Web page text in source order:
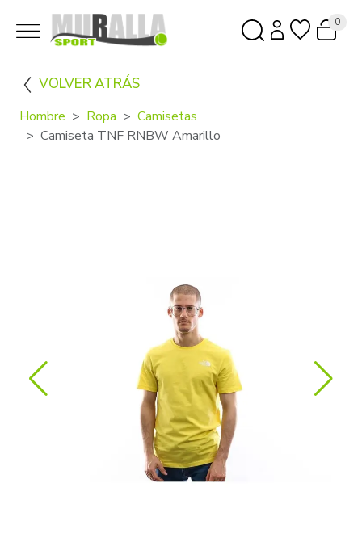
0
VOLVER ATRÁS
Hombre Ropa
Camisetas
Camiseta TNF RNBW Amarillo